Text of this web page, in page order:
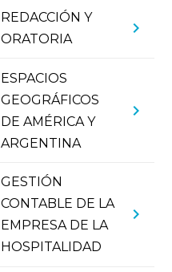
REDACCIÓN Y
ORATORIA
chevron_right
ESPACIOS
GEOGRÁFICOS
DE AMÉRICA Y
ARGENTINA
chevron_right
GESTIÓN
CONTABLE DE LA
EMPRESA DE LA
HOSPITALIDAD
chevron_right